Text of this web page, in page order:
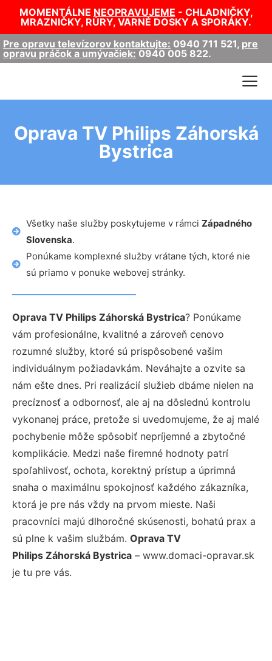
MOMENTÁLNE NEOPRAVUJEME - CHLADNIČKY,
MRAZNIČKY, RÚRY, VARNÉ DOSKY A SPORÁKY.
Pre opravu televízorov kontaktujte: 0940 711 521, pre
opravu práčok a umývačiek: 0940 005 822.
Oprava TV Philips Záhorská
Bystrica
Všetky naše služby poskytujeme v rámci Západného
Slovenska.
Ponúkame komplexné služby vrátane tých, ktoré nie
sú priamo v ponuke webovej stránky.
Oprava TV Philips Záhorská Bystrica? Ponúkame
vám profesionálne, kvalitné a zároveň cenovo
rozumné služby, ktoré sú prispôsobené vašim
individuálnym požiadavkám. Neváhajte a ozvite sa
nám ešte dnes. Pri realizácií služieb dbáme nielen na
precíznosť a odbornosť, ale aj na dôslednú kontrolu
vykonanej práce, pretože si uvedomujeme, že aj malé
pochybenie môže spôsobiť nepríjemné a zbytočné
komplikácie. Medzi naše firemné hodnoty patrí
spoľahlivosť, ochota, korektný prístup a úprimná
snaha o maximálnu spokojnosť každého zákazníka,
ktorá je pre nás vždy na prvom mieste. Naši
pracovníci majú dlhoročné skúsenosti, bohatú prax a
sú plne k vašim službám. Oprava TV
Philips Záhorská Bystrica – www.domaci-opravar.sk
je tu pre vás.